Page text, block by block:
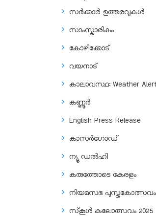
സർക്കാർ ഉത്തരവുകൾ
സാംസ്കാരികം
കോഴിക്കോട്
വയനാട്
കാലാവസ്ഥ: Weather
കണ്ണൂർ
English Press Release
കാസർഗോഡ്
ന്യൂ ഡൽഹി
കരുത്തോടെ കേരളം
നിയമസഭ പുസ്തകോത്സവം
സ്‌കൂൾ കലോത്സവം 2025